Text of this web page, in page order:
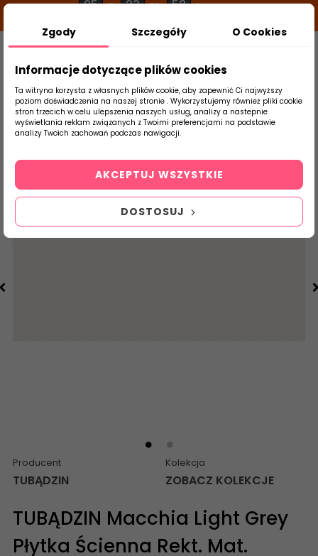
05 g 23 m 58 s
Szukaj
produktu
Strona Główna Płytki Łazienkowe
Producent
TUBĄDZIN
Kolekcja
ZOBACZ KOLEKCJE
TUBĄDZIN Macchia Light Grey
Płytka Ścienna Rekt. Mat.
Zgody Szczegóły O Cookies
Informacje dotyczące plików cookies
Ta witryna korzysta z własnych plików cookie, aby zapewnić Ci najwyższy
poziom doświadczenia na naszej stronie . Wykorzystujemy również pliki cookie
stron trzecich w celu ulepszenia naszych usług, analizy a nastepnie
wyświetlania reklam związanych z Twoimi preferencjami na podstawie
analizy Twoich zachowań podczas nawigacji.
DOSTOSUJ
AKCEPTUJ WSZYSTKIE